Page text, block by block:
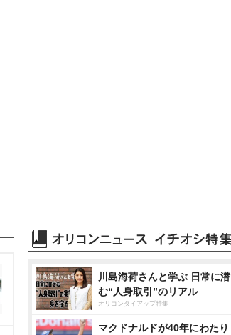
川島海荷さんと学ぶ 日常に潜
む“人身取引”のリアル
オリコンタイアップ特集
マクドナルドが40年にわたり